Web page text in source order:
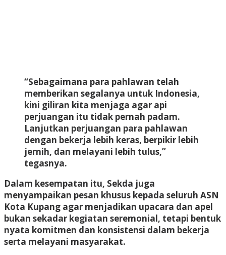
“Sebagaimana para pahlawan telah
memberikan segalanya untuk Indonesia,
kini giliran kita menjaga agar api
perjuangan itu tidak pernah padam.
Lanjutkan perjuangan para pahlawan
dengan bekerja lebih keras, berpikir lebih
jernih, dan melayani lebih tulus,”
tegasnya.
Dalam kesempatan itu, Sekda juga
menyampaikan pesan khusus kepada seluruh ASN
Kota Kupang agar menjadikan upacara dan apel
bukan sekadar kegiatan seremonial, tetapi bentuk
nyata komitmen dan konsistensi dalam bekerja
serta melayani masyarakat.